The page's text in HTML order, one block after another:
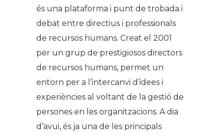
és una plataforma i punt de trobada i
debat entre directius i professionals
de recursos humans. Creat el 2001
per un grup de prestigiosos directors
de recursos humans, permet un
entorn per a l’intercanvi d’idees i
experiències al voltant de la gestió de
persones en les organitzacions. A dia
d’avui, és ja una de les principals